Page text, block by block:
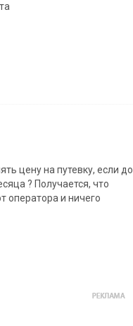
цену на путевку, если до
? Получается, что
оператора и ничего